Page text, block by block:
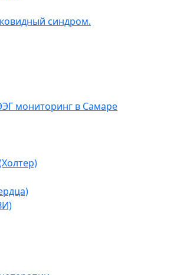
синдром.
мониторинг в Самаре